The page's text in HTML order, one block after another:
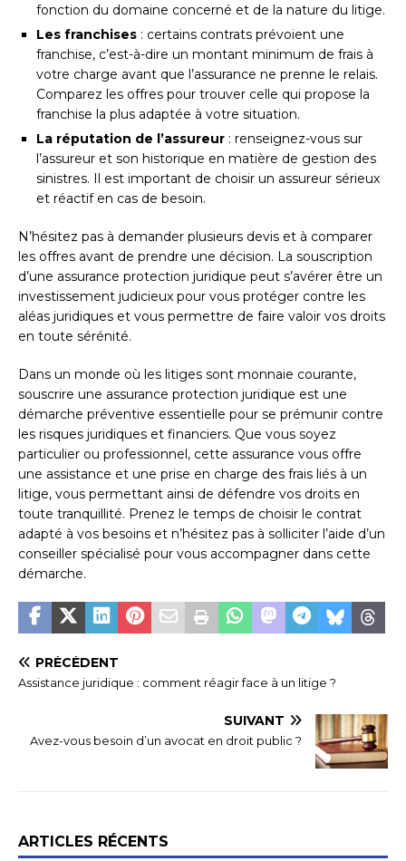
fonction du domaine concerné et de la nature du litige.
Les franchises : certains contrats prévoient une
franchise, c’est-à-dire un montant minimum de frais à
votre charge avant que l’assurance ne prenne le relais.
Comparez les offres pour trouver celle qui propose la
franchise la plus adaptée à votre situation.
La réputation de l’assureur : renseignez-vous sur
l’assureur et son historique en matière de gestion des
sinistres. Il est important de choisir un assureur sérieux
et réactif en cas de besoin.
N’hésitez pas à demander plusieurs devis et à comparer
les offres avant de prendre une décision. La souscription
d’une assurance protection juridique peut s’avérer être un
investissement judicieux pour vous protéger contre les
aléas juridiques et vous permettre de faire valoir vos droits
en toute sérénité.
Dans un monde où les litiges sont monnaie courante,
souscrire une assurance protection juridique est une
démarche préventive essentielle pour se prémunir contre
les risques juridiques et financiers. Que vous soyez
particulier ou professionnel, cette assurance vous offre
une assistance et une prise en charge des frais liés à un
litige, vous permettant ainsi de défendre vos droits en
toute tranquillité. Prenez le temps de choisir le contrat
adapté à vos besoins et n’hésitez pas à solliciter l’aide d’un
conseiller spécialisé pour vous accompagner dans cette
démarche.
PRÉCÉDENT
Assistance juridique : comment réagir face à un litige ?
SUIVANT
Avez-vous besoin d’un avocat en droit public ?
ARTICLES RÉCENTS